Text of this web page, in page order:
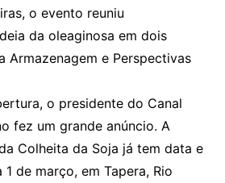
o evento reuniu
da oleaginosa em dois
Armazenagem e Perspectivas
o presidente do Canal
fez um grande anúncio. A
Colheita da Soja já tem data e
de março, em Tapera, Rio